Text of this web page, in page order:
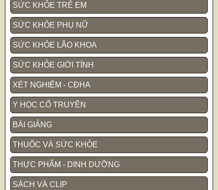
SỨC KHỎE TRẺ EM
SỨC KHỎE PHỤ NỮ
SỨC KHỎE LÃO KHOA
SỨC KHỎE GIỚI TÍNH
XÉT NGHIỆM - CĐHA
Y HỌC CỔ TRUYỀN
BÀI GIẢNG
THUỐC VÀ SỨC KHỎE
THỰC PHẨM - DINH DƯỠNG
SÁCH VÀ CLIP